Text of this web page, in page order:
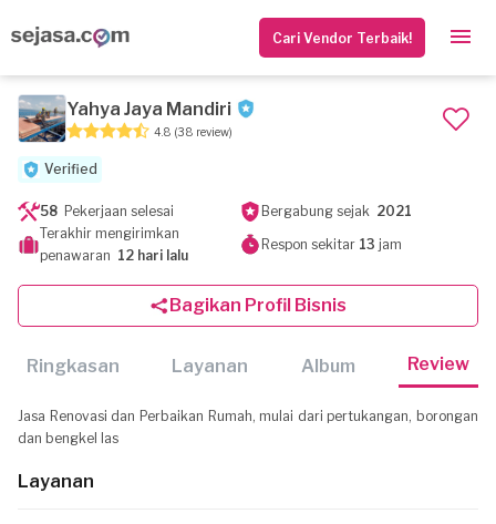
Cari Vendor Terbaik!
Yahya Jaya Mandiri
4.8 (38 review)
Verified
58 Pekerjaan selesai Bergabung sejak 2021
Terakhir mengirimkan
penawaran 12 hari lalu
Respon sekitar 13 jam
Bagikan Profil Bisnis
Ringkasan Layanan Album Review
Jasa Renovasi dan Perbaikan Rumah, mulai dari pertukangan, borongan
dan bengkel las
Layanan